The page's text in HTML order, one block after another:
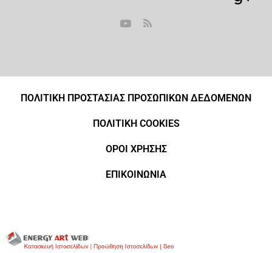
ΠΟΛΙΤΙΚΗ ΠΡΟΣΤΑΣΙΑΣ ΠΡΟΣΩΠΙΚΩΝ ΔΕΔΟΜΕΝΩΝ
ΠΟΛΙΤΙΚΗ COOKIES
ΟΡΟΙ ΧΡΗΣΗΣ
ΕΠΙΚΟΙΝΩΝΙΑ